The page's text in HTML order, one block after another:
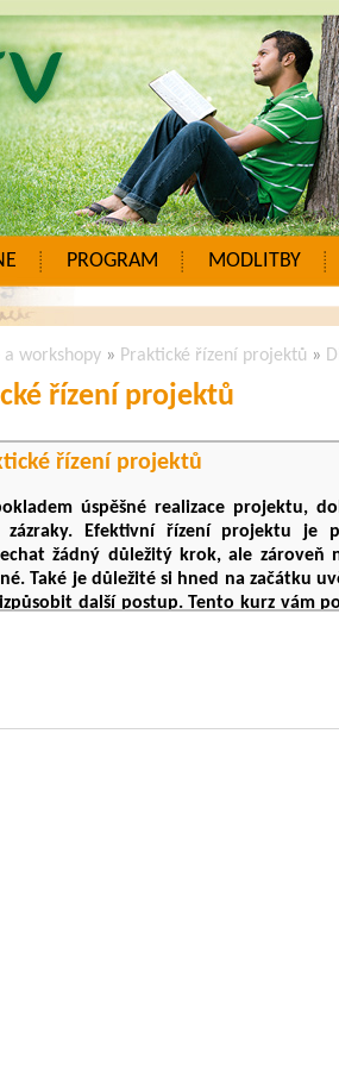
PROGRAM MODLITBY
a workshopy» Praktické řízení projektů »
řízení projektů
řízení projektů
úspěšné realizace projektu,
Efektivní řízení projektu je
žádný důležitý krok, ale zároveň
Také je důležité si hned na začátku
další postup. Tento kurz vám
aby splnil očekávání
účasti na kurzu